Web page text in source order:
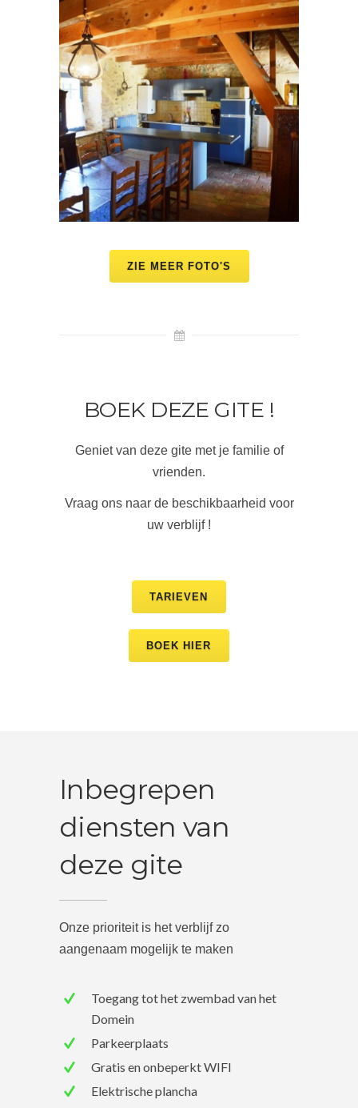
ZIE MEER FOTO'S
BOEK DEZE GITE !
Geniet van deze gite met je familie of
vrienden.
Vraag ons naar de beschikbaarheid voor
uw verblijf !
TARIEVEN
BOEK HIER
Inbegrepen
diensten van
deze gite
Onze prioriteit is het verblijf zo
aangenaam mogelijk te maken
Toegang tot het zwembad van het
Domein
Parkeerplaats
Gratis en onbeperkt WIFI
Elektrische plancha